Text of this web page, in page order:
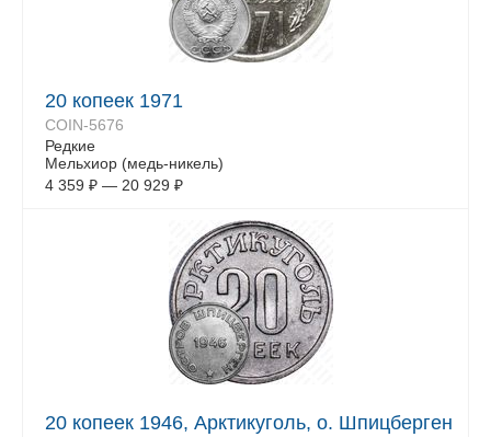
20 копеек 1971
COIN-5676
Редкие
Мельхиор (медь-никель)
4 359 ₽ — 20 929 ₽
20 копеек 1946, Арктикуголь, о. Шпицберген